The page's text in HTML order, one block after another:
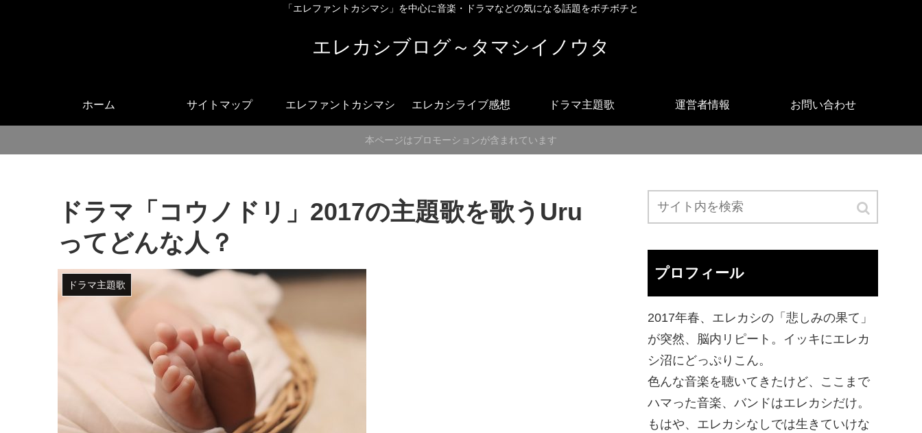
「エレファントカシマシ」を中心に音楽・ドラマなどの気になる話題をボチボチと
エレカシブログ～タマシイノウタ
ホーム サイトマップ エレファントカシマシ エレカシライブ感想 ドラマ主題歌 運営者情報 お問い合わせ
本ページはプロモーションが含まれています
ドラマ「コウノドリ」2017の主題歌を歌うUru
ってどんな人？
ドラマ主題歌
プロフィール
2017年春、エレカシの「悲しみの果て」
が突然、脳内リピート。イッキにエレカ
シ沼にどっぷりこん。
色んな音楽を聴いてきたけど、ここまで
ハマった音楽、バンドはエレカシだけ。
もはや、エレカシなしでは生きていけな